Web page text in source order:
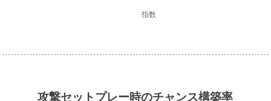
指数
攻撃セットプレー時のチャンス構築率